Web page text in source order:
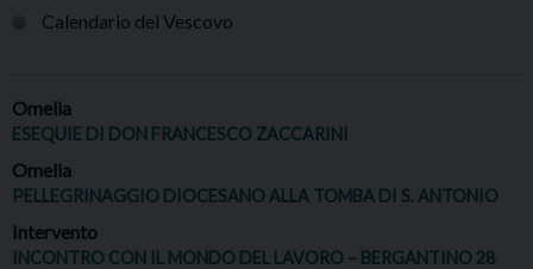
Calendario del Vescovo
Omelia
ESEQUIE DI DON FRANCESCO ZACCARINI
Omelia
PELLEGRINAGGIO DIOCESANO ALLA TOMBA DI S. ANTONIO
Intervento
INCONTRO CON IL MONDO DEL LAVORO – BERGANTINO 28